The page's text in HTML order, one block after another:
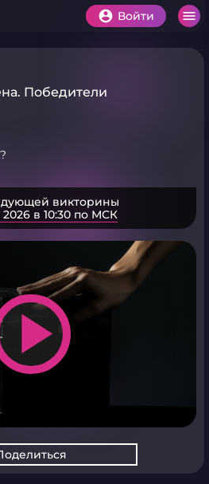
Войти
Победители
викторины
2026 в 10:30 по МСК
play_arrow